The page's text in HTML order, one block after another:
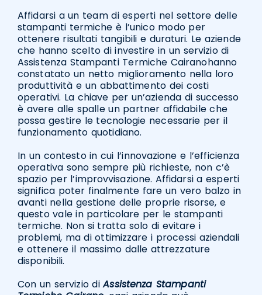
Affidarsi a un team di esperti nel settore delle
stampanti termiche è l’unico modo per
ottenere risultati tangibili e duraturi. Le aziende
che hanno scelto di investire in un servizio di
Assistenza Stampanti Termiche Cairanohanno
constatato un netto miglioramento nella loro
produttività e un abbattimento dei costi
operativi. La chiave per un’azienda di successo
è avere alle spalle un partner affidabile che
possa gestire le tecnologie necessarie per il
funzionamento quotidiano.
In un contesto in cui l’innovazione e l’efficienza
operativa sono sempre più richieste, non c’è
spazio per l’improvvisazione. Affidarsi a esperti
significa poter finalmente fare un vero balzo in
avanti nella gestione delle proprie risorse, e
questo vale in particolare per le stampanti
termiche. Non si tratta solo di evitare i
problemi, ma di ottimizzare i processi aziendali
e ottenere il massimo dalle attrezzature
disponibili.
Con un servizio diAssistenza Stampanti